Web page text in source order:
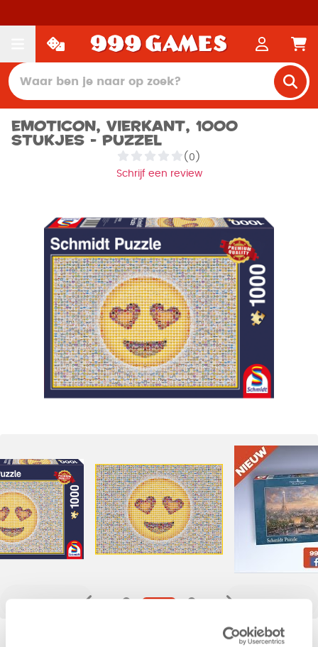
Emoticon, Vierkant, 1000
stukjes - Puzzel
(0)
Schrijf een review